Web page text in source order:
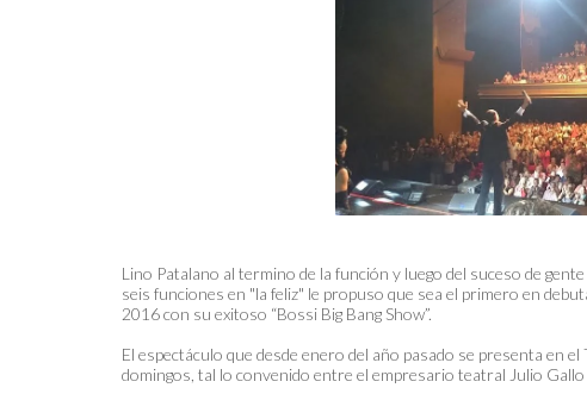
Lino Patalano al termino de la función y luego del suceso de
seis funciones en "la feliz" le propuso que sea el primero en
2016 con su exitoso “Bossi Big Bang Show”.
El espectáculo que desde enero del año pasado se presenta en
domingos, tal lo convenido entre el empresario teatral Julio